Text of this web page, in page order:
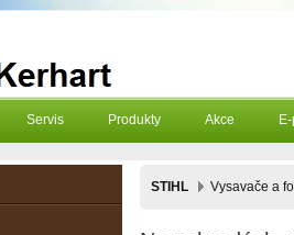
Servis Produkty Akce
STIHL Vysavače a